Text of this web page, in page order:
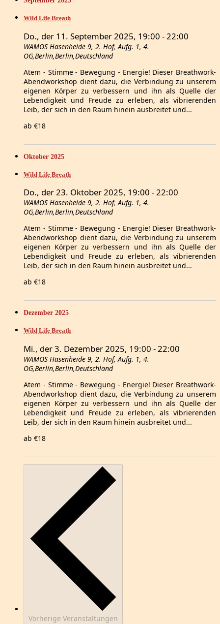
Wild Life Breath
Do., der 11. September 2025, 19:00 -22:00
WAMOS Hasenheide 9, 2. Hof, Aufg. 1, 4.
OG,Berlin,Berlin,Deutschland
Atem - Stimme - Bewegung - Energie! Dieser Breathwork-
Abendworkshop dient dazu, die Verbindung zu unserem
eigenen Körper zu verbessern und ihn als Quelle der
Lebendigkeit und Freude zu erleben, als vibrierenden
Leib, der sich in den Raum hinein ausbreitet und...
ab €18
Oktober 2025
Wild Life Breath
Do., der 23. Oktober 2025, 19:00 -22:00
WAMOS Hasenheide 9, 2. Hof, Aufg. 1, 4.
OG,Berlin,Berlin,Deutschland
Atem - Stimme - Bewegung - Energie! Dieser Breathwork-
Abendworkshop dient dazu, die Verbindung zu unserem
eigenen Körper zu verbessern und ihn als Quelle der
Lebendigkeit und Freude zu erleben, als vibrierenden
Leib, der sich in den Raum hinein ausbreitet und...
ab €18
Dezember 2025
Wild Life Breath
Mi., der 3. Dezember 2025, 19:00 -22:00
WAMOS Hasenheide 9, 2. Hof, Aufg. 1, 4.
OG,Berlin,Berlin,Deutschland
Atem - Stimme - Bewegung - Energie! Dieser Breathwork-
Abendworkshop dient dazu, die Verbindung zu unserem
eigenen Körper zu verbessern und ihn als Quelle der
Lebendigkeit und Freude zu erleben, als vibrierenden
Leib, der sich in den Raum hinein ausbreitet und...
ab €18
Vorherige Veranstaltungen